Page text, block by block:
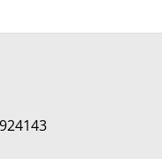
210,00 kr..